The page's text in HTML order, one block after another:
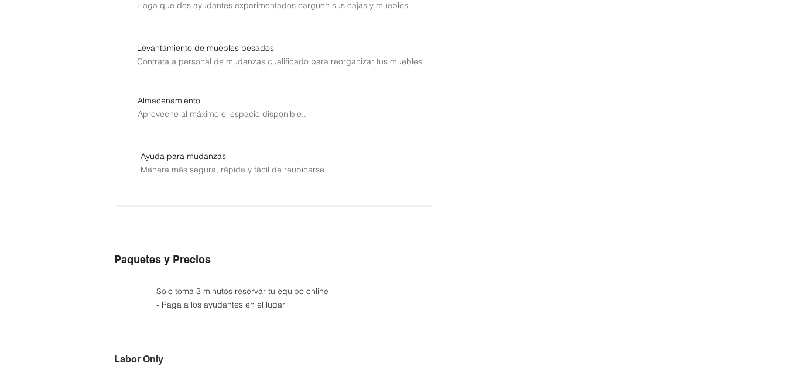
Haga que dos ayudantes experimentados carguen sus cajas y muebles
Levantamiento de muebles pesados
Contrata a personal de mudanzas cualificado para reorganizar tus muebles
Almacenamiento
Aproveche al máximo el espacio disponible..
Ayuda para mudanzas
Manera más segura, rápida y fácil de reubicarse
Paquetes y Precios
Solo toma 3 minutos reservar tu equipo online
- Paga a los ayudantes en el lugar
Labor Only